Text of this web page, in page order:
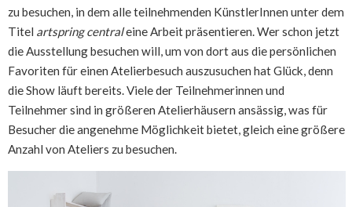
zu besuchen, in dem alle teilnehmenden KünstlerInnen unter dem
Titel artspring centraleine Arbeit präsentieren. Wer schon jetzt
die Ausstellung besuchen will, um von dort aus die persönlichen
Favoriten für einen Atelierbesuch auszusuchen hat Glück, denn
die Show läuft bereits. Viele der Teilnehmerinnen und
Teilnehmer sind in größeren Atelierhäusern ansässig, was für
Besucher die angenehme Möglichkeit bietet, gleich eine größere
Anzahl von Ateliers zu besuchen.